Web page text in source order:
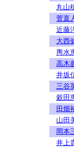
丸山
菅直
近藤
大西
輿水
高木
井坂
三谷
穀田
田畑
山田
岡本
井上